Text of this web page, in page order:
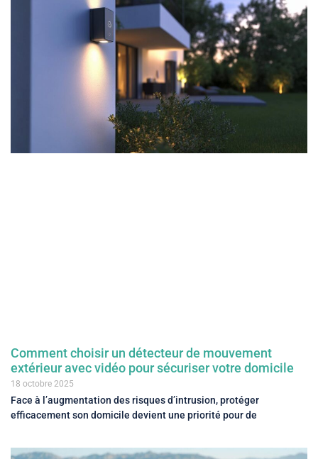
Comment choisir un détecteur de mouvement
extérieur avec vidéo pour sécuriser votre domicile
18 octobre 2025
Face à l’augmentation des risques d’intrusion, protéger
efficacement son domicile devient une priorité pour de